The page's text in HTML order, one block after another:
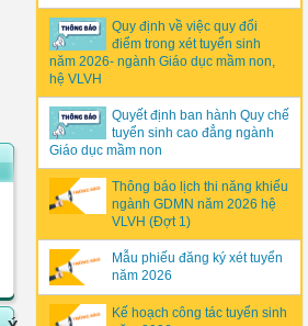
Quy định về việc quy đổi
điểm trong xét tuyển sinh
năm 2026- ngành Giáo dục mầm non,
hệ VLVH
Quyết định ban hành Quy chế
tuyển sinh cao đẳng ngành
Giáo dục mầm non
Thông báo lịch thi năng khiếu
ngành GDMN năm 2026 hệ
VLVH (Đợt 1)
Mẫu phiếu đăng ký xét tuyển
năm 2026
Kế hoạch công tác tuyển sinh